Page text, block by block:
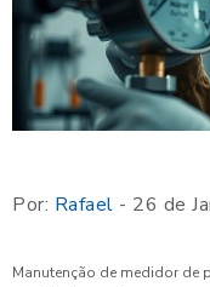
Por: Rafael - 26 de
Manutenção de medidor de